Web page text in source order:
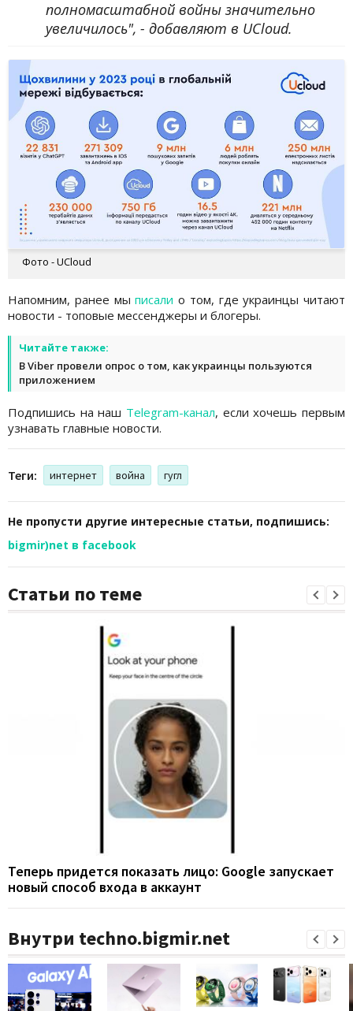
полномасштабной войны значительно
увеличилось", - добавляют в UCloud.
Фото - UCloud
Напомним, ранее мыписали о том, где украинцы читают
новости - топовые мессенджеры и блогеры.
Читайте также:
В Viber провели опрос о том, как украинцы пользуются
приложением
Подпишись на наш Telegram-канал, если хочешь первым
узнавать главные новости.
Теги: интернет война гугл
Не пропусти другие интересные статьи, подпишись:
bigmir)net в facebook
Статьи по теме
Теперь придется показать лицо: Google запускает
новый способ входа в аккаунт
Внутри techno.bigmir.net